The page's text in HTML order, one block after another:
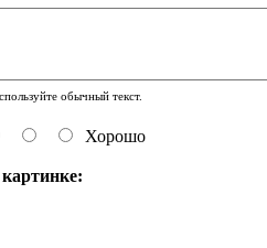
обычный текст.
Хорошо